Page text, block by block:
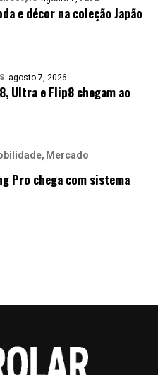
e décor na coleção Japão
agosto 7, 2026
Ultra e Flip8 chegam ao
Mercado
Pro chega com sistema